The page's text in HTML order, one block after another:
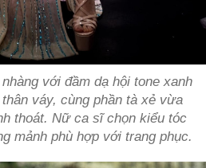
với đầm dạ hội tone xanh
váy, cùng phần tà xẻ vừa
thoát. Nữ ca sĩ chọn kiểu tóc
mảnh phù hợp với trang phục.